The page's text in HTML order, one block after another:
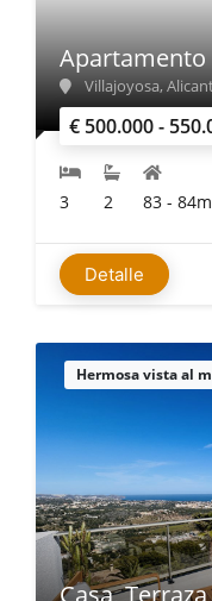
€ 500.000 -
Apartamento
Villajoyosa,
3 2 83 - 84m
Detalle
Hermosa vista al